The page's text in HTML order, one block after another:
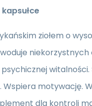
ziołem o
niekorzystnych
motywację.
dla kontroli